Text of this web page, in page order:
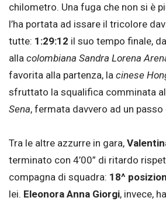
chilometro. Una fuga che non si è
l’ha portata ad issare il tricolore
tutte: 1:29:12 il suo tempo finale,
alla colombiana Sandra Lorena
favorita alla partenza, la cinese
sfruttato la squalifica comminata
Sena, fermata davvero ad un passo
Tra le altre azzurre in gara,
terminato con 4’00” di ritardo
compagna di squadra: 18^
lei. Eleonora Anna Giorgi, invece,